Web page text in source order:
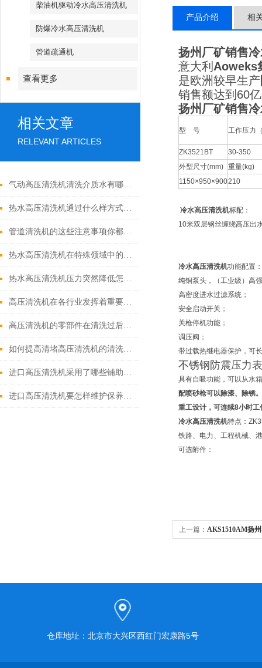
柴油机驱动冷水高压清洗机
防爆冷水高压清洗机
管道疏通机
查看更多
相关文章
RELEVANT ARTICLES
气动高压清洗机清洗介质水有哪些优点
热水高压清洗机通过什么样方式来实现增压呢
管道清洗机的这些注意事项你都落实到位了吗
热水高压清洗机在特殊领域中的应用
热水高压清洗机压力突然降低怎么回事
高压清洗机在各行业发挥着重要的作用
高压清洗机的零部件在清洗过后还需要注意什么
如何提高清堵高压清洗机的清洗效果？
进口高压清洗机采用了哪些铺助系统
进口高压清洗机要怎样维护保养才算合理呢
产品介绍 相
扬州厂矿销售
意大利 Aoweks
是欧洲较早生产
销售额达到60
扬州厂矿销售
型 号 工作压力
ZK3521BT
30-350
外型尺寸(mm) 重量(kg)
1150×950×900210
冷水高压清洗机标配：
10米双层钢丝缠绕高压出
冷水高压清洗机功能配置：
纯铜泵头，（工业级）高
高密度进水过滤系统；
安全启动开关；
关枪停机功能；
调压阀；
带过载热继电器保护，可
不锈钢防震压力表
具有自吸功能，可以从水
配喷砂枪可以除漆、除锈。
重工设计，可连续8小时工
冷水高压清洗机特点：
铁路、电力、工程机械、
可选附件：
上一篇： AKS1510AM扬
仓库地址：北京市大兴区西红门宏康路5号